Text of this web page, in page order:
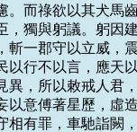
。而祿欲以其犬馬
，獨與躬議。躬因
斬一郡守以立威，
以行不以言，應天
異，所以敕戒人君
以意傅著星歷，虛
相有罪，車馳詣闕